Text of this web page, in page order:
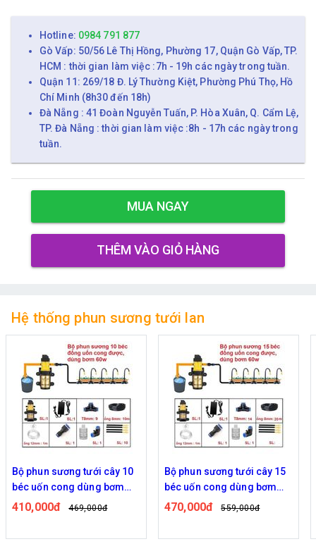
Hotline: 0984 791 877
Gò Vấp: 50/56 Lê Thị Hồng, Phường 17, Quận Gò Vấp, TP.
HCM : thời gian làm việc :7h - 19h các ngày trong tuần.
Quận 11: 269/18 Đ. Lý Thường Kiệt, Phường Phú Thọ, Hồ
Chí Minh (8h30 đến 18h)
Đà Nẵng : 41 Đoàn Nguyễn Tuấn, P. Hòa Xuân, Q. Cẩm Lệ,
TP. Đà Nẵng : thời gian làm việc :8h - 17h các ngày trong
tuần.
MUA NGAY
THÊM VÀO GIỎ HÀNG
Hệ thống phun sương tưới lan
Bộ phun sương tưới cây 15
béc uốn cong dùng bơm
60w
470,000đ 559,000đ
Bộ phun sương tưới cây tự
động 20 béc uốn cong bơm
đôi 96w time
820,000đ 939,000đ